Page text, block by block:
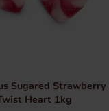
Sugared Strawberry
Heart 1kg